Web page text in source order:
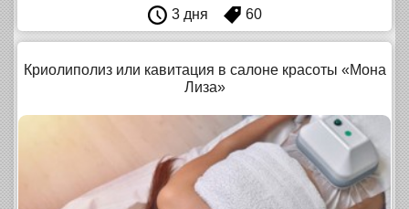
3 дня 60
Криолиполиз или кавитация в салоне красоты «Мона
Лиза»